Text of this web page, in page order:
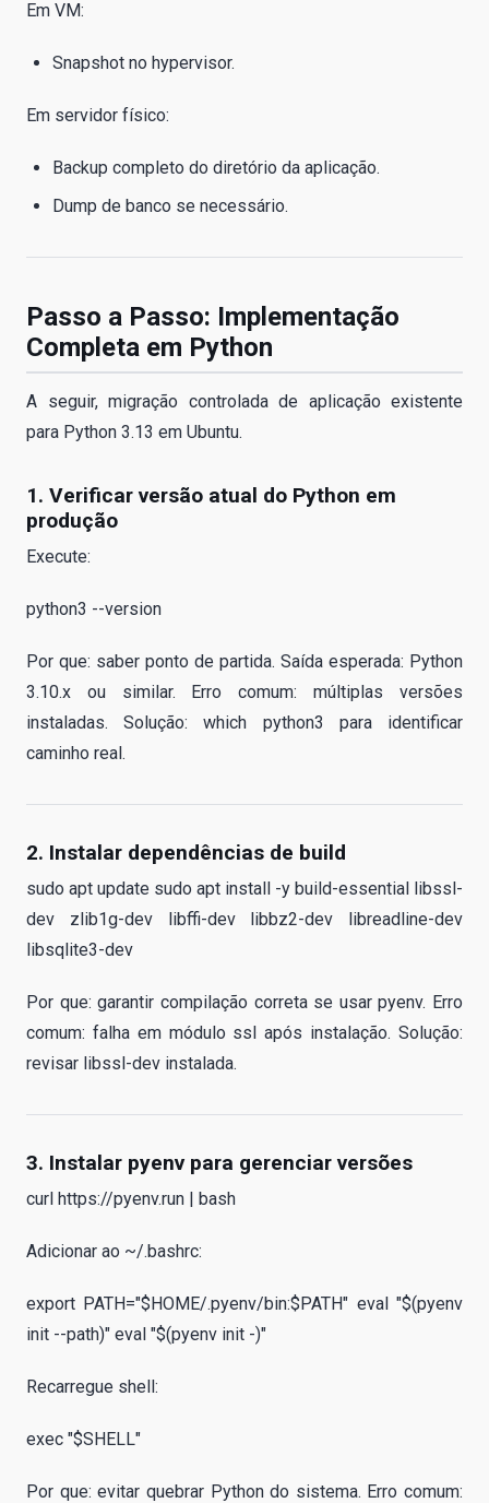
Em VM:
Snapshot no hypervisor.
Em servidor físico:
Backup completo do diretório da aplicação.
Dump de banco se necessário.
Passo a Passo: Implementação
Completa em Python
A seguir, migração controlada de aplicação existente
para Python 3.13 em Ubuntu.
1. Verificar versão atual do Python em
produção
Execute:
python3 --version
Por que: saber ponto de partida. Saída esperada: Python
3.10.x ou similar. Erro comum: múltiplas versões
instaladas. Solução: which python3 para identificar
caminho real.
2. Instalar dependências de build
sudo apt update sudo apt install -y build-essential libssl-
dev zlib1g-dev libffi-dev libbz2-dev libreadline-dev
libsqlite3-dev
Por que: garantir compilação correta se usar pyenv. Erro
comum: falha em módulo ssl após instalação. Solução:
revisar libssl-dev instalada.
3. Instalar pyenv para gerenciar versões
curl https://pyenv.run | bash
Adicionar ao ~/.bashrc:
export PATH="$HOME/.pyenv/bin:$PATH" eval "$(pyenv
init --path)" eval "$(pyenv init -)"
Recarregue shell:
exec "$SHELL"
Por que: evitar quebrar Python do sistema. Erro comum: